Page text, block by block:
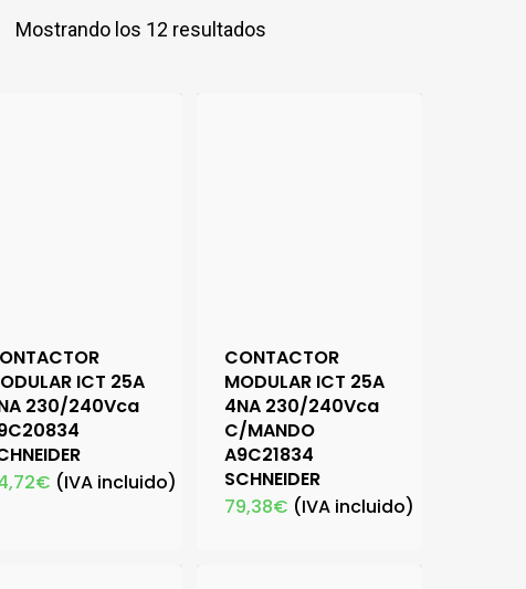
Mostrando los 12 resultados
ICT 25A
230/240Vca
€ (IVA incluido)
CONTACTOR
MODULAR ICT 25A
4NA 230/240Vca
C/MANDO
A9C21834
SCHNEIDER
79,38€ (IVA incluido)